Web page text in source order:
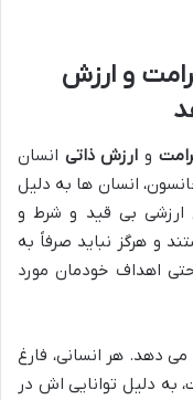
و ارزش
و ارزش ذاتی انسان
انسان ها به دلیل
ارزشی بی قید و شرط و
و هرگز نباید صرفاً به
اهداف خودمان مورد
دهد. هر انسانی، فارغ
به دلیل توانایی اش در